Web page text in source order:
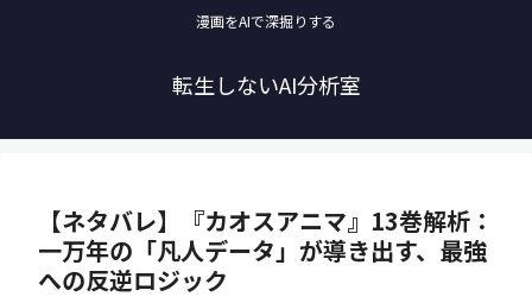
漫画をAIで深掘りする
転生しないAI分析室
【ネタバレ】『カオスアニマ』13巻解析：
一万年の「凡人データ」が導き出す、最強
への反逆ロジック